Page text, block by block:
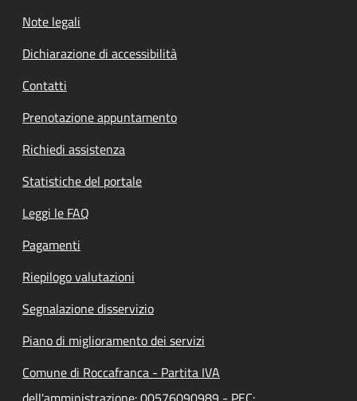
Note legali
Dichiarazione di accessibilità
Contatti
Prenotazione appuntamento
Richiedi assistenza
Statistiche del portale
Leggi le FAQ
Pagamenti
Riepilogo valutazioni
Segnalazione disservizio
Piano di miglioramento dei servizi
Comune di Roccafranca - Partita IVA